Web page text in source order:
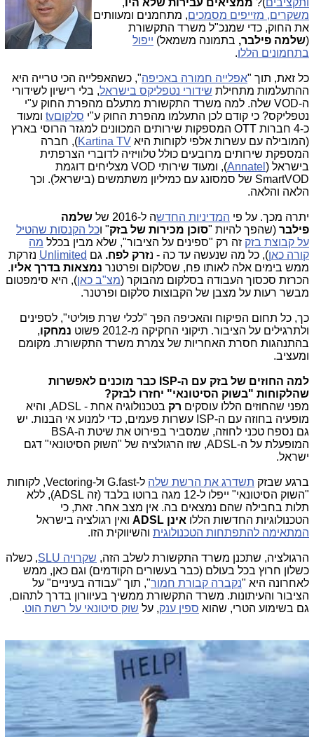
ותקציבים )? ממציאים עבירות שלא היו ,
משקרים, מזייפים מסמכים, מתחמנים ומעוותים
את החוק, כדי שמנכ"ל משרד התקשורת
(שלמה פילבר, בתמונה משמאל) ייפול
בתחמונים הללו.
כל זאת, תוך "אפלייה חמורה באכיפה", כשהאפלייה הכי טרייה היא
ההתעלמות מתחילת שידורי נטפליקס בישראל, בלי רישיון לשידורי
ה-VOD שלה. למה משרד התקשורת מתעלם מהפרת החוק ע"י
נטפליקס? כי קודם לכן התעלמו מהפרת החוק ע"י סלקוםtv
ומעוד
כ-4 חברות OTT המספקות שירותים המכוונים למגזר הרוסי בארץ
(המובילה עם עשרות אלפי לקוחות היא Kartina TV), חברה
המספקת שירותים מרובעים כולל טלוויזיה לדוברי הצרפתית
בישראל ( Annatel), ומעוד שירותי VOD מצליחים דוגמת
SmartVOD של סמסונג עם כמיליון משתמשים (בישראל)
. וכך
הלאה והלאה.
יתרה מכך. על פי המדיניות החדשה ל-2016 של
שלמה
פילבר (שהפך להיות "סוכן מכירות של בזק" וכל הקנסות שהטיל
על קבוצת בזק זה רק "ספינים על הציבור", שלא מבין בכלל מה
קורה כאן), כל מה שנעשה עד כה - נזרק לפח. גם Unlimited נזרקת
ממש בימים אלה לאותו פח, שסלקום ופרטנר נמצאות בדרך אליו.
הכרזת סכסוך העבודה בסלקום מהבוקר (מצ"ב כאן), היא סימפטום
מבשר רעות על מצבן של הקבוצות סלקום ופרטנר.
כך, כל תחום הפיקוח והאכיפה הפך "לכלי שרת פוליטי", לספינים
ולתרגילים על הציבור. תיקוני החקיקה מ-2012 פשוט
נמחקו,
בהתנהגות חסרת האחריות של צמרת משרד התקשורת. מקומם
ומעציב.
למה החוזים של בזק עם ה-ISP כבר מוכנים לאפשרות
שהלקוחות "בשוק הסיטונאי" יחזרו לבזק?
מפני שהחוזים הללו עוסקים רק
בטכנולוגיה אחת - ADSL, והיא
מופעיה בחוזה עם ה-ISP עשרות פעמים, כדי למנוע אי הבנות. יש
גם נספח טכני לחוזה, שמסביר בפירוט את שיטת ה-BSA
המופעלת על ה-ADSL, שזו הרגולציה של "השוק הסיטונאי" דגם
ישראל.
ברגע שבזק תשדרג את הרשת שלה
ל-G.fast ול-Vectoring, לקוחות
"השוק הסיטונאי" ייפלו ל-12 מגה ברוטו בלבד (זה ADSL), ללא
תלות בחבילה שהם נמצאים בה. אין מצב אחר. זאת, כי
הטכנולוגיות החדשות הללו אינן ADSL
ואין רגולציה בישראל
המתאימה להתפתחות הטכנולוגית והשיווקית הזו.
הרגולציה, שתכנן משרד התקשורת לשלב הזה, שקרויה SLU
, כשלה
כשלון חרוץ בכל בעולם (כבר בעשורים הקודמים) וגם כאן, ממש
לאחרונה היא "נקברה קבורת חמור", תוך "עבודה בעיניים" על
הציבור והעיתונות. משרד התקשורת ממשיך בעיוורון בדרך לתהום,
גם בשימוע הטרי, שהוא ספין ענק, על שוק סיטונאי על רשת הוט.